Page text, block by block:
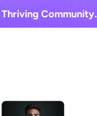
Community.